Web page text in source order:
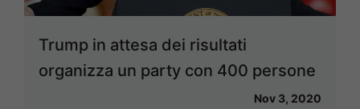
Trump in attesa dei risultati
organizza un party con 400 persone
Nov 3, 2020